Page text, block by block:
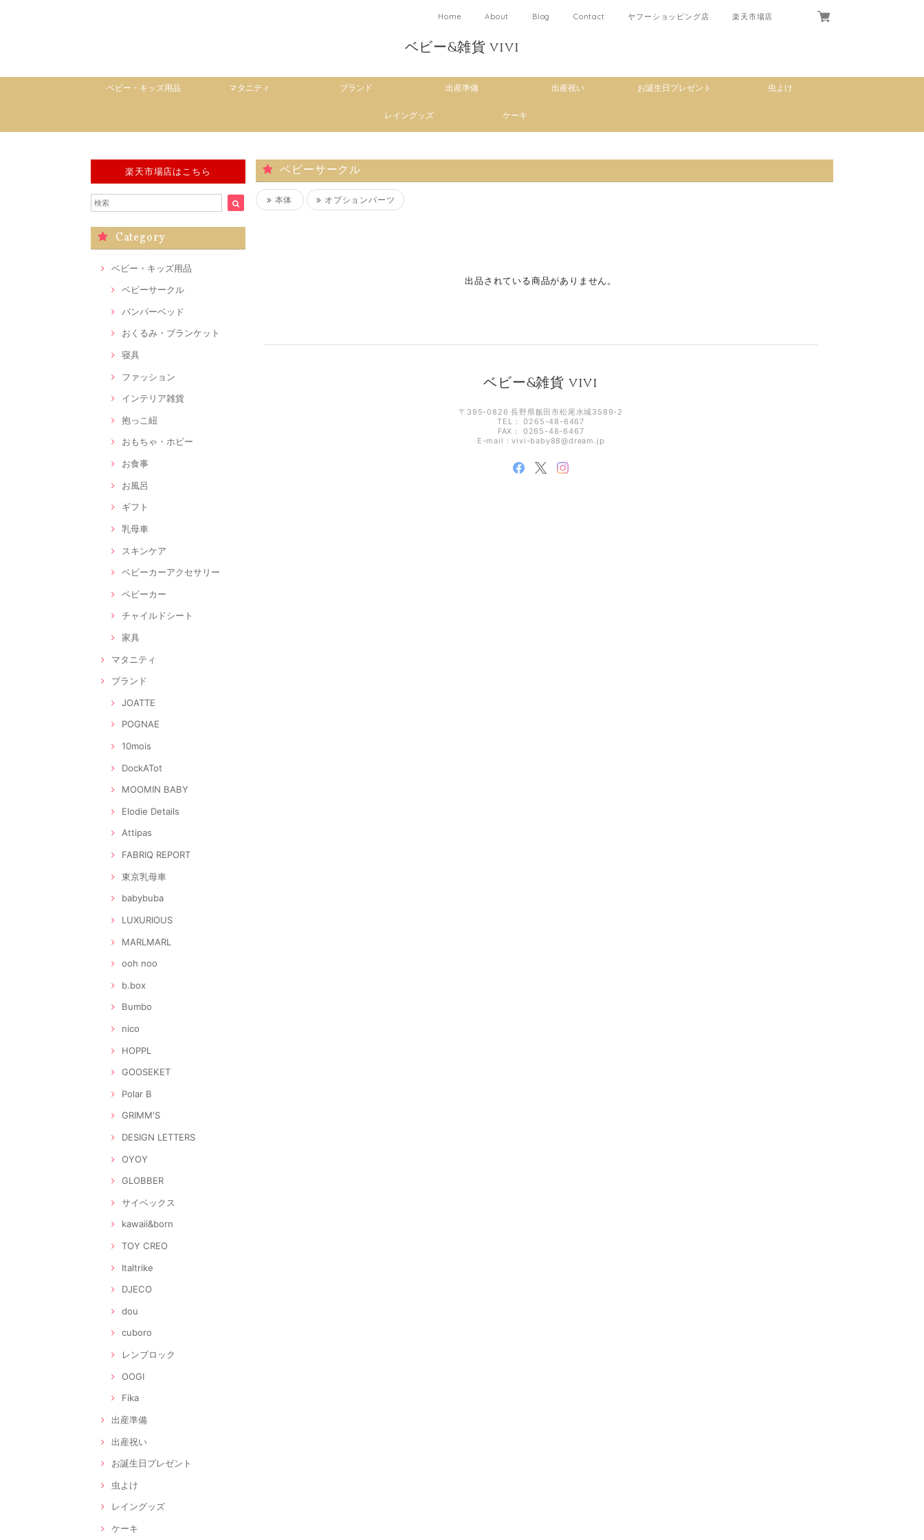
Home About Blog Contact ヤフーショッピング店 楽天市場店
ベビー&雑貨 vivi
ベビー・キッズ用品 マタニティ ブランド 出産準備 出産祝い お誕生日プレゼント 虫よけ
レイングッズ ケーキ
楽天市場店はこちら
Category
ベビー・キッズ用品
ベビーサークル
バンパーベッド
おくるみ・ブランケット
寝具
ファッション
インテリア雑貨
抱っこ紐
おもちゃ・ホビー
お食事
お風呂
ギフト
乳母車
スキンケア
ベビーカーアクセサリー
ベビーカー
チャイルドシート
家具
マタニティ
ブランド
JOATTE
POGNAE
10mois
DockATot
MOOMIN BABY
Elodie Details
Attipas
FABRIQ REPORT
東京乳母車
babybuba
LUXURIOUS
MARLMARL
ooh noo
b.box
Bumbo
nico
HOPPL
GOOSEKET
Polar B
GRIMM'S
DESIGN LETTERS
OYOY
GLOBBER
サイベックス
kawaii&born
TOY CREO
Italtrike
DJECO
dou
cuboro
レンブロック
OOGI
Fika
出産準備
出産祝い
お誕生日プレゼント
虫よけ
レイングッズ
ケーキ
ベビーサークル
本体 オプションパーツ
出品されている商品がありません。
ベビー&雑貨 vivi
〒395-0826 長野県飯田市松尾水城3589-2
TEL： 0265-48-6467
FAX： 0265-48-6467
E-mail：vivi-baby88@dream.jp